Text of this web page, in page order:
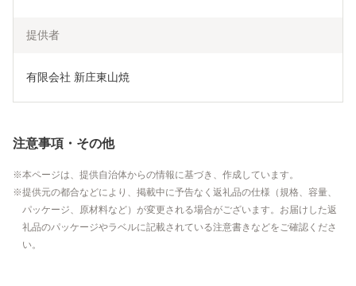
提供者
有限会社 新庄東山焼
注意事項・その他
本ページは、提供自治体からの情報に基づき、作成しています。
提供元の都合などにより、掲載中に予告なく返礼品の仕様（規格、容量、
パッケージ、原材料など）が変更される場合がございます。お届けした返
礼品のパッケージやラベルに記載されている注意書きなどをご確認くださ
い。